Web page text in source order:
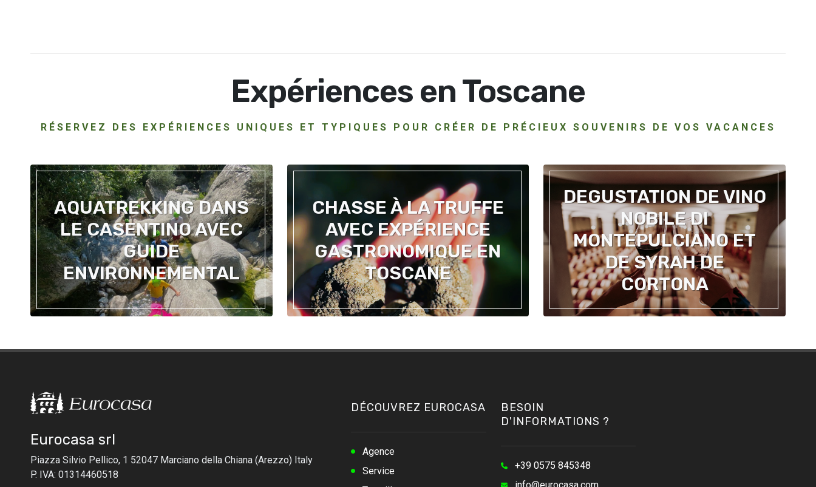
Expériences en Toscane
RÉSERVEZ DES EXPÉRIENCES UNIQUES ET TYPIQUES POUR CRÉER DE PRÉCIEUX SOUVENIRS DE VOS VACANCES
AQUATREKKING DANS
LE CASENTINO AVEC
GUIDE
ENVIRONNEMENTAL
CHASSE À LA TRUFFE
AVEC EXPÉRIENCE
GASTRONOMIQUE EN
TOSCANE
DEGUSTATION DE VINO
NOBILE DI
MONTEPULCIANO ET
DE SYRAH DE
CORTONA
Eurocasa srl
Piazza Silvio Pellico, 1 52047 Marciano della Chiana (Arezzo) Italy
P. IVA: 01314460518
DÉCOUVREZ EUROCASA
Agence
Service
BESOIN
D'INFORMATIONS ?
+39 0575 845348